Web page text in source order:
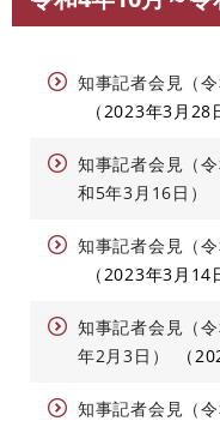
す文
知事記者会見（
2023年3月28
知事記者会見（
和5年3月16日）
知事記者会見（
2023年3月14
知事記者会見（
年2月3日）
知事記者会見（